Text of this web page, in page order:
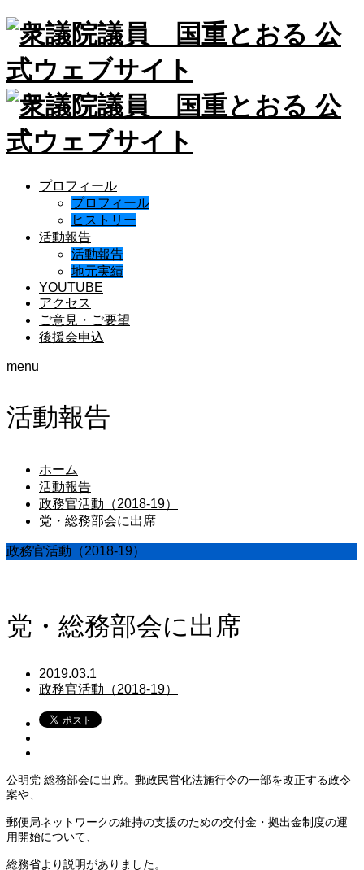
プロフィール
プロフィール
ヒストリー
活動報告
活動報告
地元実績
YOUTUBE
アクセス
ご意見・ご要望
後援会申込
menu
活動報告
ホーム
活動報告
政務官活動（2018-19）
党・総務部会に出席
政務官活動（2018-19）
党・総務部会に出席
2019.03.1
政務官活動（2018-19）
公明党 総務部会に出席。郵政民営化法施行令の一部を改正する政令
案や、
郵便局ネットワークの維持の支援のための交付金・拠出金制度の運
用開始について、
総務省より説明がありました。